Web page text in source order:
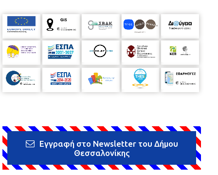
Εγγραφή στο Newsletter του Δήμου
Θεσσαλονίκης